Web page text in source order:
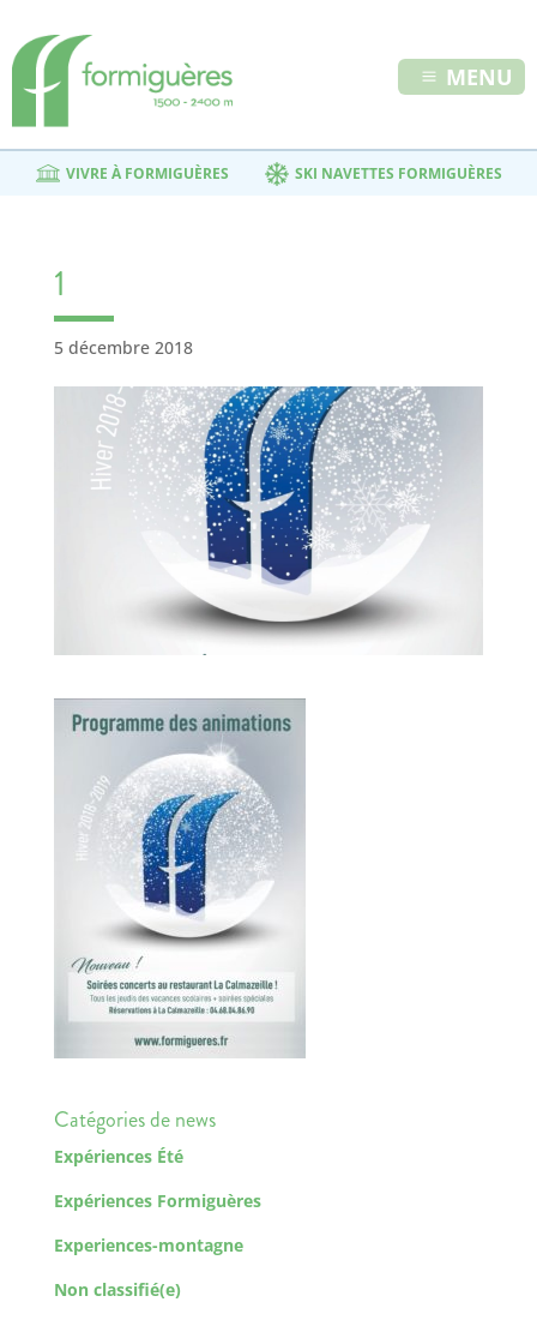
MENU
VIVRE À FORMIGUÈRES SKI NAVETTES FORMIGUÈRES
1
5 décembre 2018
Catégories de news
Expériences Été
Expériences Formiguères
Experiences-montagne
Non classifié(e)